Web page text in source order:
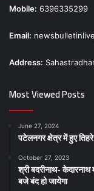
Mobile: 6396335299
Email:
Address:
Most Viewed Posts
June 27, 2024
पटेलनगर क्षेत्र में हुए
October 27, 2023
श्री बदरीनाथ-
बजे बंद हो जायेगा